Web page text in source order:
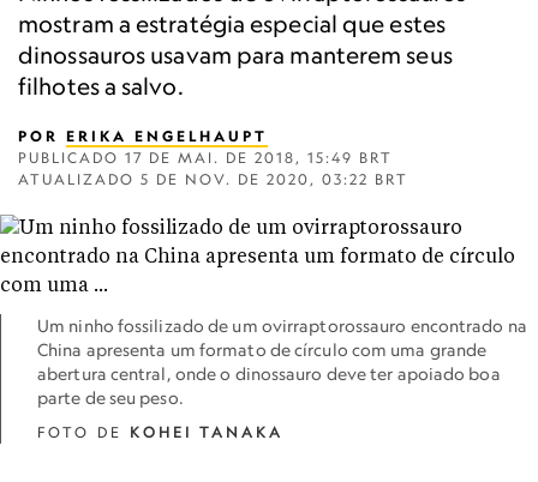
mostram a estratégia especial que estes
dinossauros usavam para manterem seus
filhotes a salvo.
POR ERIKA ENGELHAUPT
PUBLICADO 17 DE MAI. DE 2018, 15:49 BRT
ATUALIZADO 5 DE NOV. DE 2020, 03:22 BRT
Um ninho fossilizado de um ovirraptorossauro encontrado na
China apresenta um formato de círculo com uma grande
abertura central, onde o dinossauro deve ter apoiado boa
parte de seu peso.
FOTO DE KOHEI TANAKA